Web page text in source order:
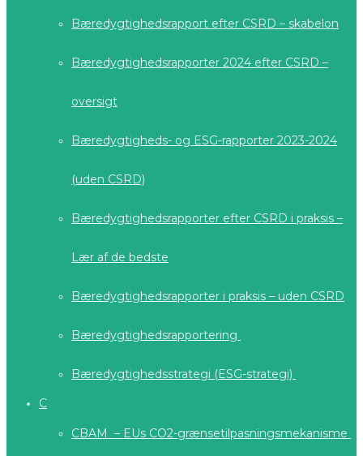
Bæredygtighedsrapport efter CSRD – skabelon
Bæredygtighedsrapporter 2024 efter CSRD –
oversigt
Bæredygtigheds- og ESG-rapporter 2023-2024
(uden CSRD)
Bæredygtighedsrapporter efter CSRD i praksis –
Lær af de bedste
Bæredygtighedsrapporter i praksis – uden CSRD
Bæredygtighedsrapportering
Bæredygtighedsstrategi (ESG-strategi)
C
CBAM – EUs CO2-grænsetilpasningsmekanisme